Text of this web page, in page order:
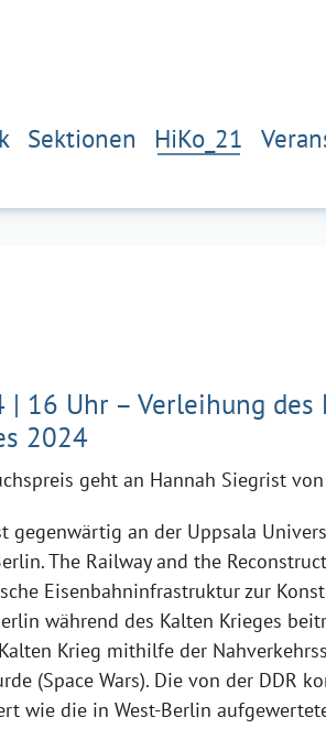
Sektionen HiKo_21
| 16 Uhr – Verleihung des
2024
geht an Hannah Siegrist
gegenwärtig an der Uppsala
The Railway and the
Eisenbahninfrastruktur zur
während des Kalten Krieges
Krieg mithilfe der
(Space Wars). Die von der DDR
wie die in West-Berlin